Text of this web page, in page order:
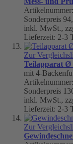
Sonderpreis
inkl. MwSt.,
Lieferzeit: 2-3
Zur
Teilapparat Ø
mit 4-
Sonderpreis
inkl. MwSt.,
Lieferzeit: 2-3
Zur